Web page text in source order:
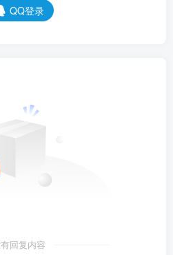
QQ登录
回复内容